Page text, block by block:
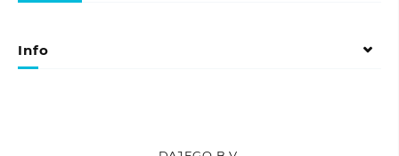
optie
gekozen
Info